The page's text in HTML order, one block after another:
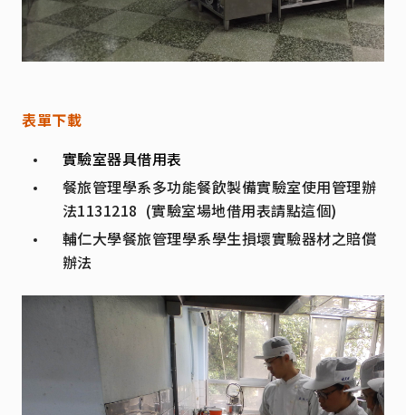
表單下載
實驗室器具借用表
餐旅管理學系多功能餐飲製備實驗室使用管理辦
法1131218 (實驗室場地借用表請點這個)
輔仁大學餐旅管理學系學生損壞實驗器材之賠償
辦法